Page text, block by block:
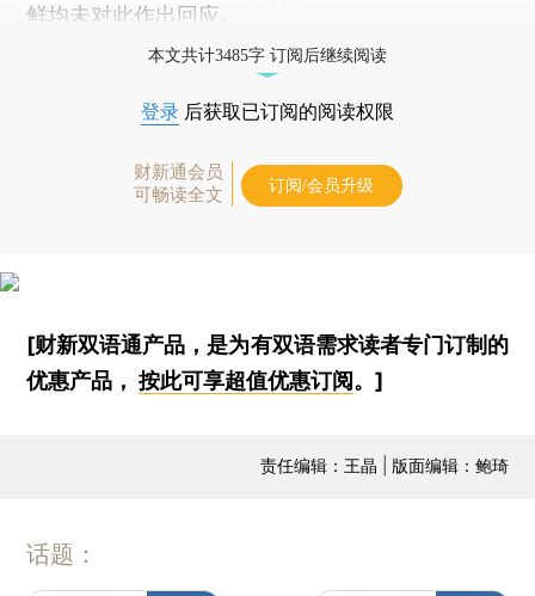
鲜均未对此作出回应。
本文共计3485字 订阅后继续阅读
登录 后获取已订阅的阅读权限
财新通会员
可畅读全文
订阅/会员升级
[财新双语通产品，是为有双语需求读者专门订制的
优惠产品，按此可享超值优惠订阅。]
责任编辑：王晶 | 版面编辑：鲍琦
话题：